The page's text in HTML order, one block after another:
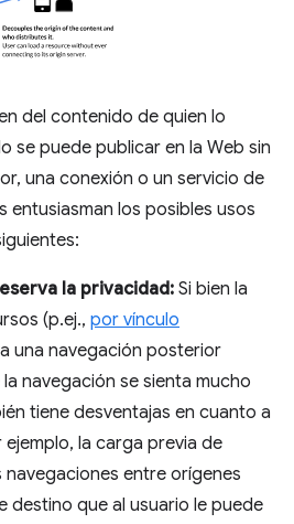
del contenido de quien lo
se puede publicar en la Web sin
una conexión o un servicio de
entusiasman los posibles usos
la privacidad: Si bien la
(p.ej., por vínculo
una navegación posterior
navegación se sienta mucho
tiene desventajas en cuanto a
la carga previa de
entre orígenes
destino que al usuario le puede